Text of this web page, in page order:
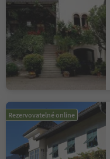
Rezervovatelné online